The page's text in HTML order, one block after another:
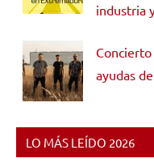
industria
ayudas
LO MÁS LEÍDO 2026